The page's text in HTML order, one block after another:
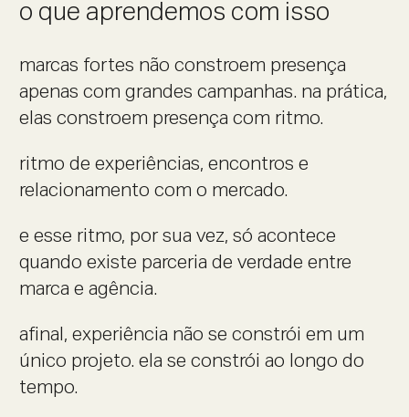
o que aprendemos com isso
marcas fortes não constroem presença
apenas com grandes campanhas. na prática,
elas constroem presença com ritmo.
ritmo de experiências, encontros e
relacionamento com o mercado.
e esse ritmo, por sua vez, só acontece
quando existe parceria de verdade entre
marca e agência.
afinal, experiência não se constrói em um
único projeto. ela se constrói ao longo do
tempo.